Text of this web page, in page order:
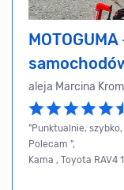
aleja Marcina
"Punktualnie,
Polecam ",
Kama , Toyota RAV4